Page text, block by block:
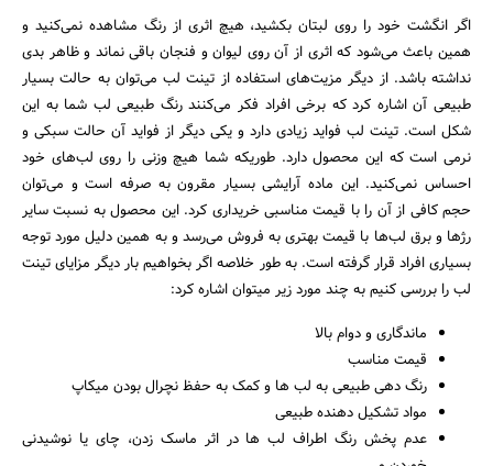
جستجو
اگر انگشت خود را روی لبتان بکشید، هیچ اثری از رنگ مشاهده نمی‌کنید و
همین باعث می‌شود که اثری از آن روی لیوان و فنجان باقی نماند و ظاهر بدی
نداشته باشد. از دیگر مزیت‌های استفاده از تینت لب می‌توان به حالت بسیار
طبیعی آن اشاره کرد که برخی افراد فکر می‌کنند رنگ طبیعی لب شما به این
شکل است. تینت لب فواید زیادی دارد و یکی دیگر از فواید آن حالت سبکی و
نرمی است که این محصول دارد. طوریکه شما هیچ وزنی را روی لب‌های خود
احساس نمی‌کنید. این ماده آرایشی بسیار مقرون به صرفه است و می‌توان
حجم کافی از آن را با قیمت مناسبی خریداری کرد. این محصول به نسبت سایر
رژها و برق لب‌ها با قیمت بهتری به فروش می‌رسد و به همین دلیل مورد توجه
بسیاری افراد قرار گرفته است. به طور خلاصه اگر بخواهیم بار دیگر مزایای تینت
لب را بررسی کنیم به چند مورد زیر میتوان اشاره کرد:
ماندگاری و دوام بالا
قیمت مناسب
رنگ دهی طبیعی به لب ها و کمک به حفظ نچرال بودن میکاپ
مواد تشکیل دهنده طبیعی
عدم پخش رنگ اطراف لب ها در اثر ماسک زدن، چای یا نوشیدنی